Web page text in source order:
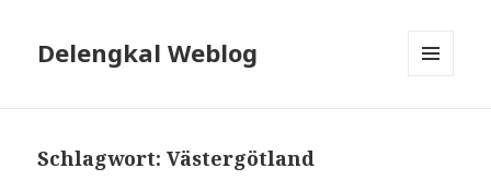
Delengkal Weblog
Schlagwort:Västergötland